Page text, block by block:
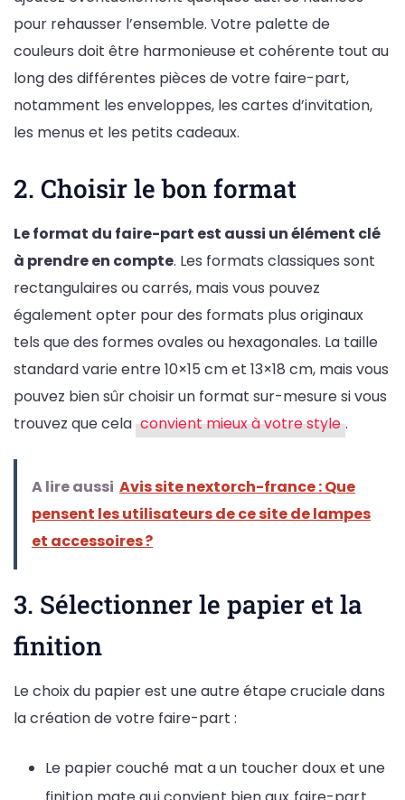
pour rehausser l’ensemble. Votre palette de
couleurs doit être harmonieuse et cohérente tout au
long des différentes pièces de votre faire-part,
notamment les enveloppes, les cartes d’invitation,
les menus et les petits cadeaux.
2. Choisir le bon format
Le format du faire-part est aussi un élément clé
à prendre en compte. Les formats classiques sont
rectangulaires ou carrés, mais vous pouvez
également opter pour des formats plus originaux
tels que des formes ovales ou hexagonales. La taille
standard varie entre 10×15 cm et 13×18 cm, mais vous
pouvez bien sûr choisir un format sur-mesure si vous
trouvez que cela convient mieux à votre style .
A lire aussi Avis site nextorch-france : Que
pensent les utilisateurs de ce site de lampes
et accessoires ?
3. Sélectionner le papier et la
finition
Le choix du papier est une autre étape cruciale dans
la création de votre faire-part :
Le papier couché mat a un toucher doux et une